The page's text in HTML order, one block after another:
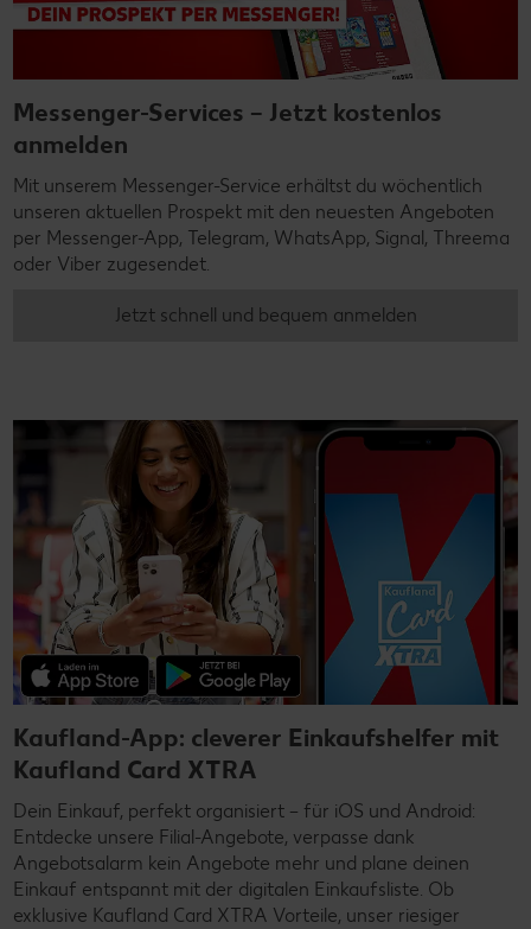
Messenger-Services – Jetzt kostenlos
anmelden
Mit unserem Messenger-Service erhältst du wöchentlich
unseren aktuellen Prospekt mit den neuesten Angeboten
per Messenger-App, Telegram, WhatsApp, Signal, Threema
oder Viber zugesendet.
Jetzt schnell und bequem anmelden
Kaufland-App: cleverer Einkaufshelfer mit
Kaufland Card XTRA
Dein Einkauf, perfekt organisiert – für iOS und Android:
Entdecke unsere Filial-Angebote, verpasse dank
Angebotsalarm kein Angebote mehr und plane deinen
Einkauf entspannt mit der digitalen Einkaufsliste. Ob
exklusive Kaufland Card XTRA Vorteile, unser riesiger